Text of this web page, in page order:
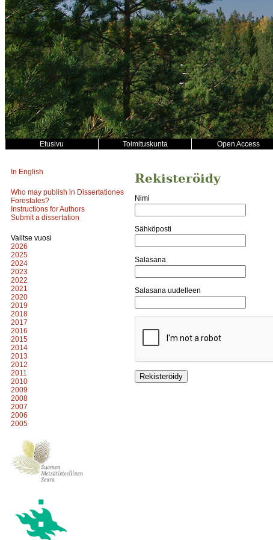
Etusivu Toimituskunta Open Access
In English
Who may publish in Dissertationes
Forestales?
Instructions for Authors
Submit a dissertation
Valitse vuosi
2026
2025
2024
2023
2022
2021
2020
2019
2018
2017
2016
2015
2014
2013
2012
2011
2010
2009
2008
2007
2006
2005
Rekisteröidy
Nimi
Sähköposti
Salasana
Salasana uudelleen